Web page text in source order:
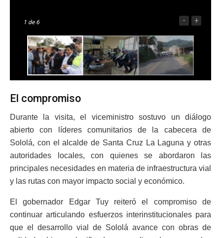
1 de 6 - +
El compromiso
Durante la visita, el viceministro sostuvo un diálogo
abierto con líderes comunitarios de la cabecera de
Sololá, con el alcalde de Santa Cruz La Laguna y otras
autoridades locales, con quienes se abordaron las
principales necesidades en materia de infraestructura vial
y las rutas con mayor impacto social y económico.
El gobernador Edgar Tuy reiteró el compromiso de
continuar articulando esfuerzos interinstitucionales para
que el desarrollo vial de Sololá avance con obras de